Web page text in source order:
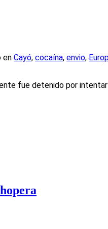
en Cayó, cocaína, envio,
fue detenido por